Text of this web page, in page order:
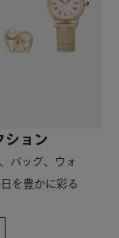
ション
バッグ、ウォ
を豊かに彩る